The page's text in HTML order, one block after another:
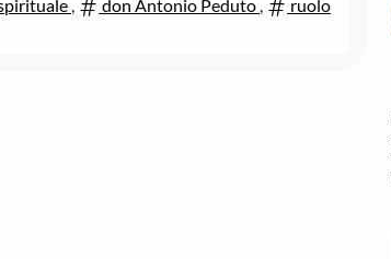
, don Antonio Peduto ,
ruolo